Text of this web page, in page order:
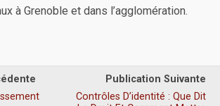
à Grenoble et dans l’agglomération.
Publication Suivante
Contrôles D’identité : Que Dit